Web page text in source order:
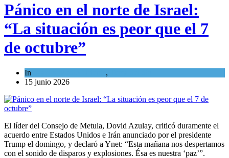
Pánico en el norte de Israel:
“La situación es peor que el 7
de octubre”
In ,
15 junio 2026
El líder del Consejo de Metula, Dovid Azulay, criticó duramente el
acuerdo entre Estados Unidos e Irán anunciado por el presidente
Trump el domingo, y declaró a Ynet: “Esta mañana nos despertamos
con el sonido de disparos y explosiones. Ésa es nuestra ‘paz’”.